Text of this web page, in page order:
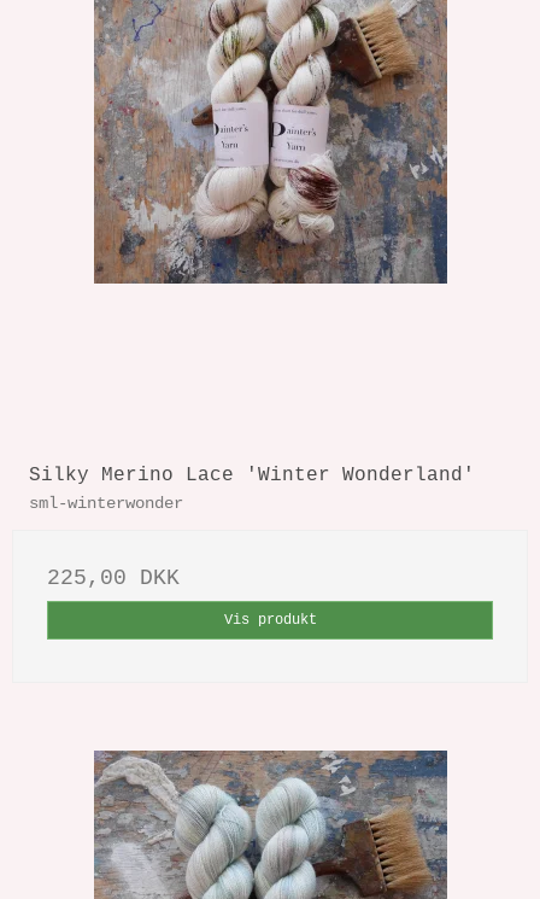
Silky Merino Lace 'Winter Wonderland'
sml-winterwonder
225,00 DKK
Vis produkt